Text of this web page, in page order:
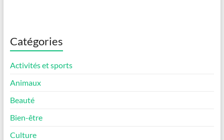
Catégories
Activités et sports
Animaux
Beauté
Bien-être
Culture